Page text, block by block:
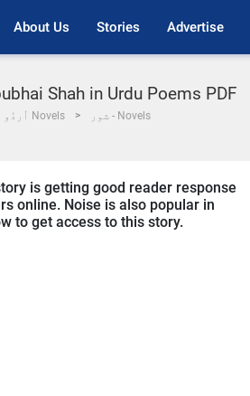
About Us Stories Advertise
Shah in Urdu Poems PDF
اُردُو Novels شور - Novels
is getting good reader response
online. Noise is also popular in
to get access to this story.